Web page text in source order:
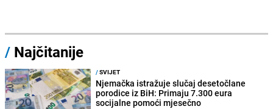
/ Najčitanije
/SVIJET
Njemačka istražuje slučaj desetočlane
porodice iz BiH: Primaju 7.300 eura
socijalne pomoći mjesečno